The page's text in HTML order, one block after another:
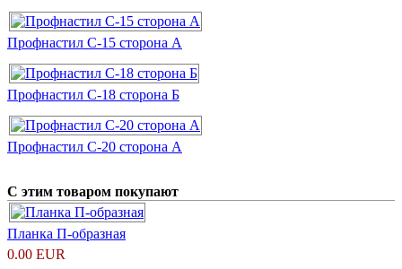
Профнастил С-15 сторона А
Профнастил С-18 сторона Б
Профнастил С-20 сторона А
С этим товаром покупают
Планка П-образная
0.00 EUR